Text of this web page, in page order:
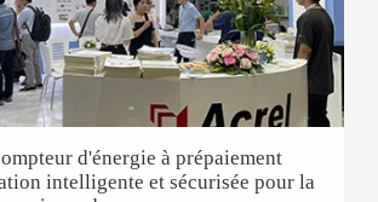
d'énergie à prépaiement
intelligente et sécurisée pour la